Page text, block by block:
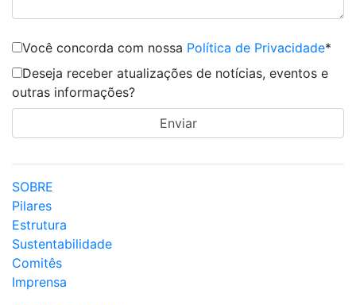
Você concorda com nossa Política de Privacidade*
Deseja receber atualizações de notícias, eventos e
outras informações?
SOBRE
Pilares
Estrutura
Sustentabilidade
Comitês
Imprensa